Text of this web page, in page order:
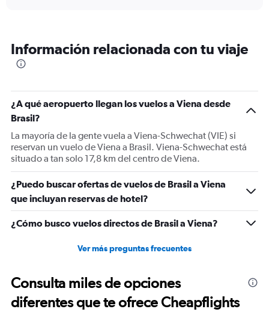
categories.
The
Y
axis
displaying
values.
Range:
0
1500.
Información relacionada con tu viaje
¿A qué aeropuerto llegan los vuelos a Viena desde
Brasil?
La mayoría de la gente vuela a Viena-Schwechat (VIE) si
reservan un vuelo de Viena a Brasil. Viena-Schwechat está
situado a tan solo 17,8 km del centro de Viena.
¿Puedo buscar ofertas de vuelos de Brasil a Viena
que incluyan reservas de hotel?
¿Cómo busco vuelos directos de Brasil a Viena?
Ver más preguntas frecuentes
Consulta miles de opciones
diferentes que te ofrece Cheapflights